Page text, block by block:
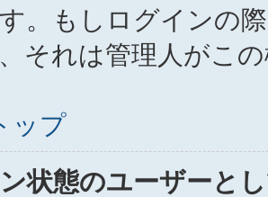
。もしログインの
それは管理人がこ
ップ
状態のユーザーと